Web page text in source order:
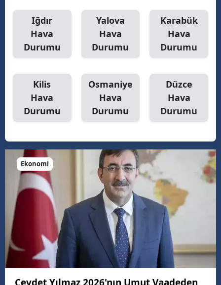
Iğdır
Hava
Durumu
Yalova
Hava
Durumu
Karabük
Hava
Durumu
Kilis
Hava
Durumu
Osmaniye
Hava
Durumu
Düzce
Hava
Durumu
Ekonomi